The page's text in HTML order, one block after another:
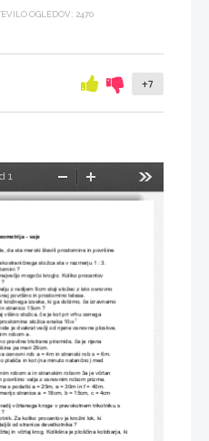
OGLEDOV: 2470
meni +7
1
Pomanjšaj
- vaje
da sta merski števili prostornine in površine
ostraničnega stožca sta v razmerju 1 : 3.
?
čjo mogočo kroglo. Koliko procentov
?
z radijem 9cm stoji stožec z isto osnovno
površino in prostornino telesa.
krožnega izseka, ki ga dobimo, če izravnamo
in stranico 15cm ?
višino stožca, če je kot pri vrhu osnega
stožca enaka 10m3
je dvakrat večji od njene osnovne ploskve.
robom a.
pravilne tristrane piramide, če je njena
pa meri 29cm.
osnovni rob a = 4m in stranski rob s = 6m.
plašča in kot (na minuto natančno) med
robom a in stranskim robom 3a je včrtan
površino valja z osnovnim robom prizme.
s podatki a = 25m, e = 30m in f = 40m.
stranice a = 18cm, b = 15cm, c = 4cm
radij včrtanega kroga v pravokotnem trikotniku s
?
Za koliko procentov je krožni lok, ki
od stranice devetkotnika ?
črtaj in včrtaj krog. Kolikšna je ploščina kolobarja, ki